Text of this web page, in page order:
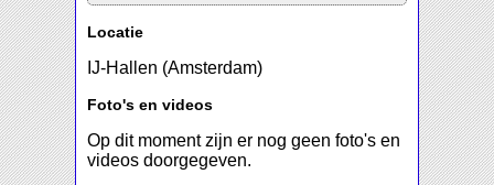
Locatie
IJ-Hallen (Amsterdam)
Foto's en videos
Op dit moment zijn er nog geen foto's en
videos doorgegeven.